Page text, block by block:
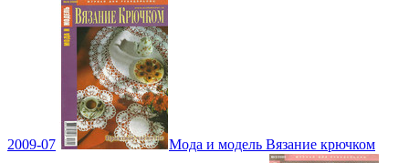
2009-07 Мода и модель Вязание крючком